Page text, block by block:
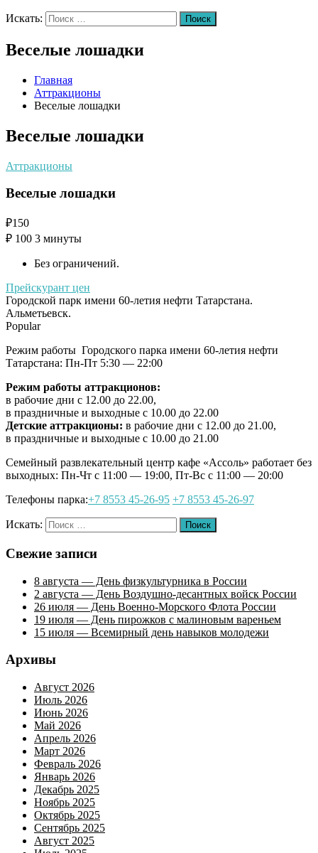
Искать: Поиск
Веселые лошадки
Главная
Аттракционы
Веселые лошадки
Веселые лошадки
Аттракционы
Веселые лошадки
₽150
₽ 100 3 минуты
Без ограничений.
Прейскурант цен
Городской парк имени 60-летия нефти Татарстана.
Альметьевск.
Popular
Режим работы Городского парка имени 60-летия нефти
Татарстана: Пн-Пт 5:30 — 22:00
Режим работы аттракционов:
в рабочие дни с 12.00 до 22.00,
в праздничные и выходные с 10.00 до 22.00
Детские аттракционы: в рабочие дни с 12.00 до 21.00,
в праздничные и выходные с 10.00 до 21.00
Семейный развлекательный центр кафе «Ассоль» работает без
выходных: Пн-Чт с 11:00 — 19:00, Пт-Вс с 11:00 — 20:00
Телефоны парка:+7 8553 45-26-95 +7 8553 45-26-97
Искать: Поиск
Свежие записи
8 августа — День физкультурника в России
2 августа — День Воздушно-десантных войск России
26 июля — День Военно-Морского Флота России
19 июля — День пирожков с малиновым вареньем
15 июля — Всемирный день навыков молодежи
Архивы
Август 2026
Июль 2026
Июнь 2026
Май 2026
Апрель 2026
Март 2026
Февраль 2026
Январь 2026
Декабрь 2025
Ноябрь 2025
Октябрь 2025
Сентябрь 2025
Август 2025